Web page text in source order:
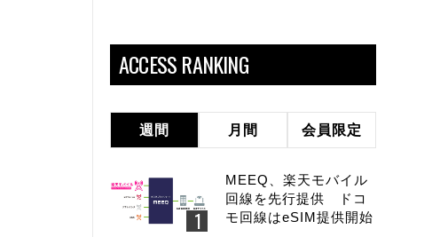
ACCESS RANKING
週間 月間 会員限定
MEEQ、楽天モバイル
回線を先行提供 ドコ
モ回線はeSIM提供開始